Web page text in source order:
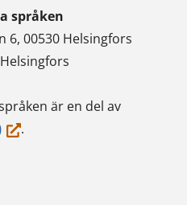
språken
6, 00530 Helsingfors
är en del av
(du.